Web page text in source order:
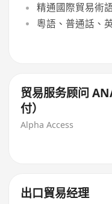
精通國際貿易術
粵語、普通話、
贸易服务顾问
付）
Alpha Access
出口貿易经理